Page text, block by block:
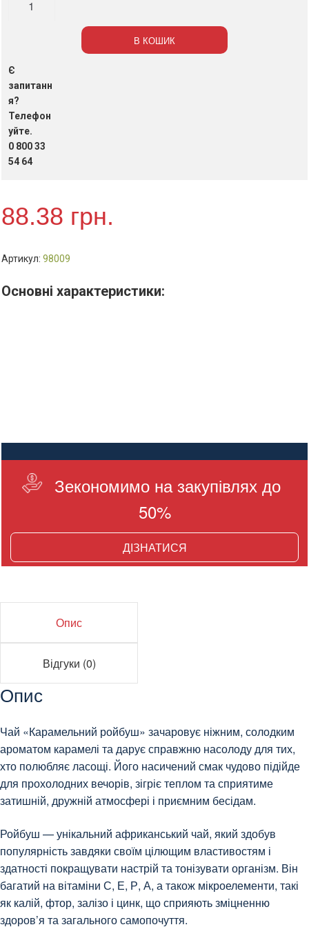
Hello
ройбуш,
20
шт/
пак
(20
пак/
В КОШИК
Є
запитанн
я?
Телефон
уйте.
0 800 33
54 64
88.38 грн.
Артикул: 98009
Основні характеристики:
Зекономимо на закупівлях до
50%
ДІЗНАТИСЯ
Опис
Відгуки (0)
Опис
Чай «Карамельний ройбуш» зачаровує ніжним, солодким
ароматом карамелі та дарує справжню насолоду для тих,
хто полюбляє ласощі. Його насичений смак чудово підійде
для прохолодних вечорів, зігріє теплом та сприятиме
затишній, дружній атмосфері і приємним бесідам.
Ройбуш — унікальний африканський чай, який здобув
популярність завдяки своїм цілющим властивостям і
здатності покращувати настрій та тонізувати організм. Він
багатий на вітаміни С, Е, Р, А, а також мікроелементи, такі
як калій, фтор, залізо і цинк, що сприяють зміцненню
здоров’я та загального самопочуття.